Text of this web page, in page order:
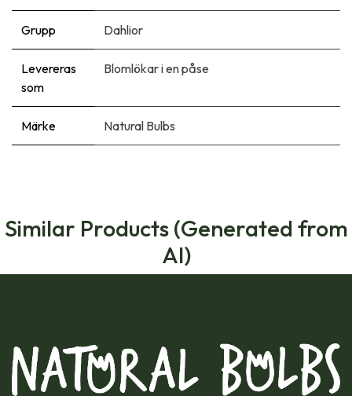
Grupp Dahlior
Levereras
som
Blomlökar i en påse
Märke Natural Bulbs
Similar Products (Generated from
AI)